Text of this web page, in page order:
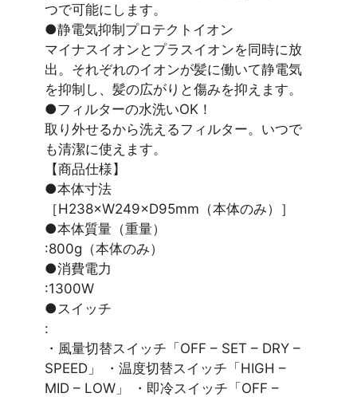
つで可能にします。
●静電気抑制プロテクトイオン
マイナスイオンとプラスイオンを同時に放
出。それぞれのイオンが髪に働いて静電気
を抑制し、髪の広がりと傷みを抑えます。
●フィルターの水洗いOK！
取り外せるから洗えるフィルター。いつで
も清潔に使えます。
【商品仕様】
●本体寸法
［H238×W249×D95mm（本体のみ）］
●本体質量（重量）
:800g（本体のみ）
●消費電力
:1300W
●スイッチ
:
・風量切替スイッチ「OFF – SET – DRY –
SPEED」 ・温度切替スイッチ「HIGH –
MID – LOW」 ・即冷スイッチ「OFF –